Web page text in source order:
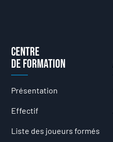
Centre
de formation
Présentation
Effectif
Liste des joueurs formés